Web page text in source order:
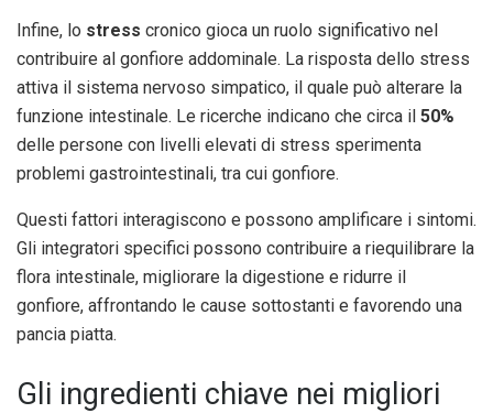
Infine, lo stress cronico gioca un ruolo significativo nel
contribuire al gonfiore addominale. La risposta dello stress
attiva il sistema nervoso simpatico, il quale può alterare la
funzione intestinale. Le ricerche indicano che circa il 50%
delle persone con livelli elevati di stress sperimenta
problemi gastrointestinali, tra cui gonfiore.
Questi fattori interagiscono e possono amplificare i sintomi.
Gli integratori specifici possono contribuire a riequilibrare la
flora intestinale, migliorare la digestione e ridurre il
gonfiore, affrontando le cause sottostanti e favorendo una
pancia piatta.
Gli ingredienti chiave nei migliori